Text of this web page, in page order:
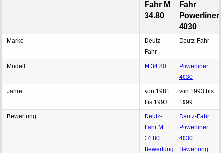
Fahr M
34.80
Fahr
Powerliner
4030
Marke
Deutz-
Fahr
Deutz-Fahr
Modell M 34.80
Powerliner
4030
Jahre
von 1981
bis 1993
von 1993 bis
1999
Bewertung
Deutz-
Fahr M
34.80
Bewertung
Deutz-Fahr
Powerliner
4030
Bewertung